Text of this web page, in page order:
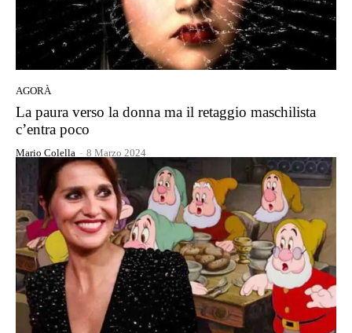
AGORÀ
La paura verso la donna ma il retaggio maschilista
c’entra poco
Mario Colella - 8 Marzo 2024